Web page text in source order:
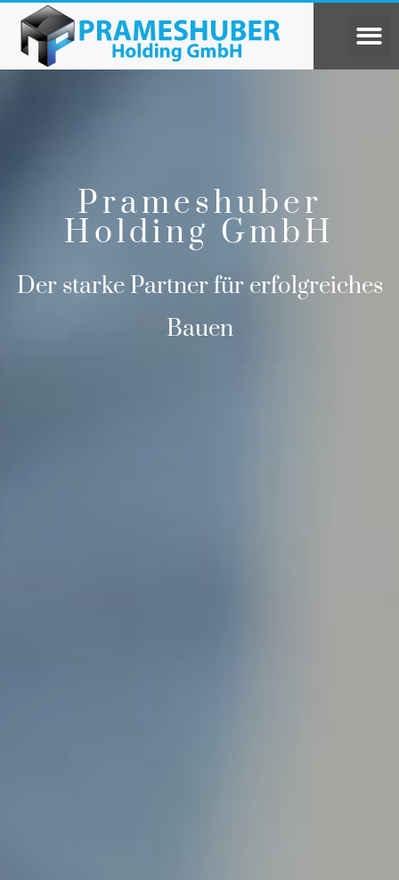
Prameshuber
Holding GmbH
Der starke Partner für erfolgreiches
Bauen